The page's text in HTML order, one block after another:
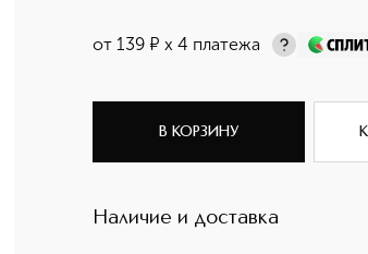
от 139 ¤ х 4 платежа
В КОРЗИНУ
Наличие и доставка